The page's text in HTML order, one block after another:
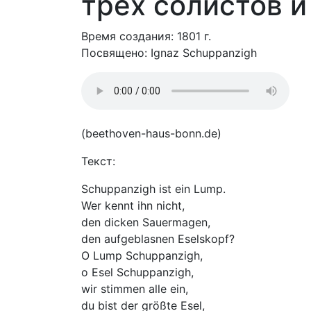
Время создания: 1801 г.
Посвящено: Ignaz Schuppanzigh
(beethoven-haus-bonn.de)
Текст:
Schuppanzigh ist ein Lump.
Wer kennt ihn nicht,
den dicken Sauermagen,
den aufgeblasnen Eselskopf?
O Lump Schuppanzigh,
o Esel Schuppanzigh,
wir stimmen alle ein,
du bist der größte Esel,